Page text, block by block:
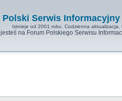
Polski Serwis Informacyjny
Istnieje od 2001 roku. Codzienna aktualizacja,
jesteś na Forum Polskiego Serwisu